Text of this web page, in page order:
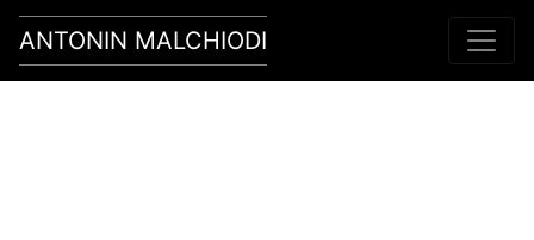
Main Navigation
ANTONIN MALCHIODI